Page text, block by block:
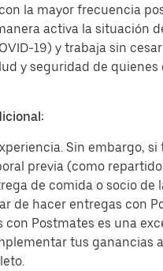
la mayor frecuencia
activa la situación
19) y trabaja sin
y seguridad de quienes
Sin embargo, si
previa (como
de comida o socio de
de hacer entregas con
con Postmates es una
tus ganancias